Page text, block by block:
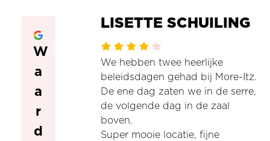
W
a
a
r
d
LISETTE SCHUILING
We hebben twee heerlijke
beleidsdagen gehad bij More-Itz.
De ene dag zaten we in de serre,
de volgende dag in de zaal
boven.
Super mooie locatie, fijne